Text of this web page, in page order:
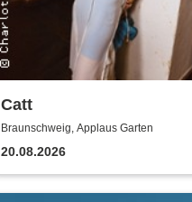
Catt
Braunschweig, Applaus Garten
20.08.2026